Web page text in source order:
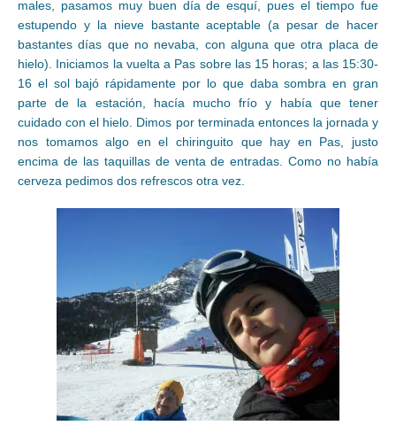
males, pasamos muy buen día de esquí, pues el tiempo fue
estupendo y la nieve bastante aceptable (a pesar de hacer
bastantes días que no nevaba, con alguna que otra placa de
hielo). Iniciamos la vuelta a Pas sobre las 15 horas; a las 15:30-
16 el sol bajó rápidamente por lo que daba sombra en gran
parte de la estación, hacía mucho frío y había que tener
cuidado con el hielo. Dimos por terminada entonces la jornada y
nos tomamos algo en el chiringuito que hay en Pas, justo
encima de las taquillas de venta de entradas. Como no había
cerveza pedimos dos refrescos otra vez.